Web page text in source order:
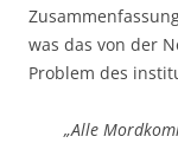
was das von der
Problem des
„Alle